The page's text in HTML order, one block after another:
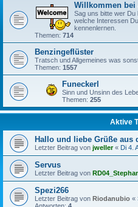
Willkommen bei
Sag uns bitte wer
welche Interessen
kennenlernen.
Themen: 714
Benzingeflüster
Tratsch und Allgemeines was
Themen: 1557
Funeckerl
Sinn und Unsinn des
Themen: 255
Aktive
Hallo und liebe Grüße aus
Letzter Beitrag von jweller« Di 4.
Servus
Letzter Beitrag von
Spezi266
Letzter Beitrag von Riodanubio «